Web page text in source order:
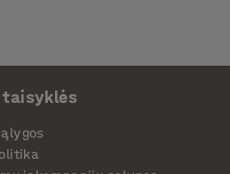
taisyklės